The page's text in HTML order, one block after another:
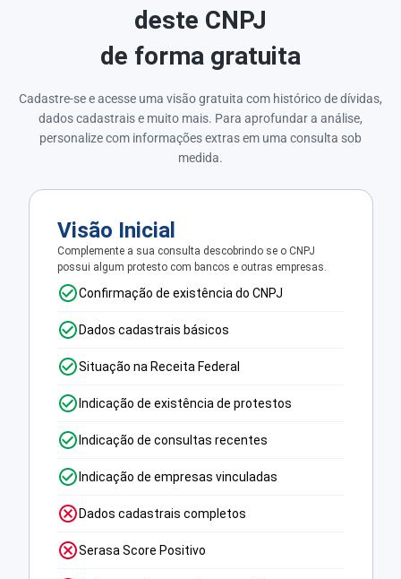
deste CNPJ
de forma gratuita
Cadastre-se e acesse uma visão gratuita com histórico de dívidas,
dados cadastrais e muito mais. Para aprofundar a análise,
personalize com informações extras em uma consulta sob
medida.
Visão Inicial
Complemente a sua consulta descobrindo se o CNPJ
possui algum protesto com bancos e outras empresas.
Confirmação de existência do CNPJ
Dados cadastrais básicos
Situação na Receita Federal
Indicação de existência de protestos
Indicação de consultas recentes
Indicação de empresas vinculadas
Dados cadastrais completos
Serasa Score Positivo